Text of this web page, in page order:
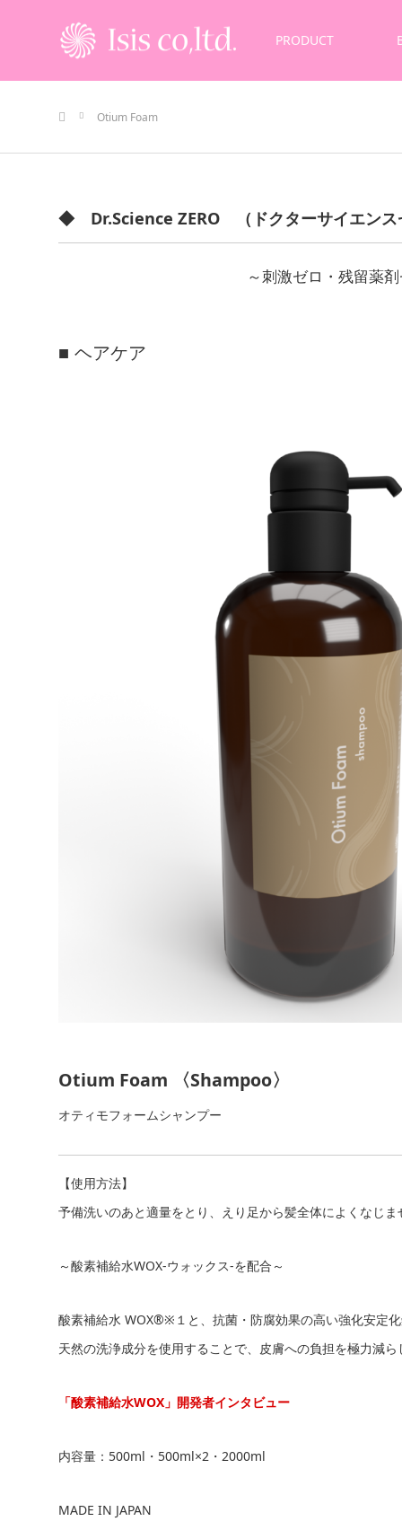
PRODUCT
Otium Foam
◆ Dr.Science ZERO （ドクターサイエン
～刺激ゼロ・残留薬
■ ヘアケア
Otium Foam 〈Shampoo〉
オティモフォームシャンプー
【使用方法】
予備洗いのあと適量をとり、えり足から髪全体によくなじ
～酸素補給水WOX-ウォックス-を配合～
酸素補給水 WOX®※１と、抗菌・防腐効果の高い強化安定
天然の洗浄成分を使用することで、皮膚への負担を極力減
「酸素補給水WOX」開発者インタビュー
内容量：500ml・500ml×2・2000ml
MADE IN JAPAN